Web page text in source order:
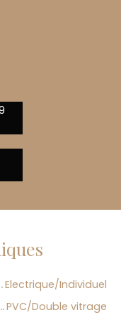
Electrique/Individuel
PVC/Double vitrage